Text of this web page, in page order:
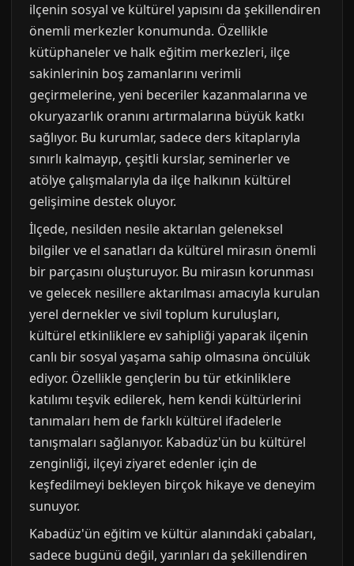
ilçenin sosyal ve kültürel yapısını da şekillendiren
önemli merkezler konumunda. Özellikle
kütüphaneler ve halk eğitim merkezleri, ilçe
sakinlerinin boş zamanlarını verimli
geçirmelerine, yeni beceriler kazanmalarına ve
okuryazarlık oranını artırmalarına büyük katkı
sağlıyor. Bu kurumlar, sadece ders kitaplarıyla
sınırlı kalmayıp, çeşitli kurslar, seminerler ve
atölye çalışmalarıyla da ilçe halkının kültürel
gelişimine destek oluyor.
İlçede, nesilden nesile aktarılan geleneksel
bilgiler ve el sanatları da kültürel mirasın önemli
bir parçasını oluşturuyor. Bu mirasın korunması
ve gelecek nesillere aktarılması amacıyla kurulan
yerel dernekler ve sivil toplum kuruluşları,
kültürel etkinliklere ev sahipliği yaparak ilçenin
canlı bir sosyal yaşama sahip olmasına öncülük
ediyor. Özellikle gençlerin bu tür etkinliklere
katılımı teşvik edilerek, hem kendi kültürlerini
tanımaları hem de farklı kültürel ifadelerle
tanışmaları sağlanıyor. Kabadüz'ün bu kültürel
zenginliği, ilçeyi ziyaret edenler için de
keşfedilmeyi bekleyen birçok hikaye ve deneyim
sunuyor.
Kabadüz'ün eğitim ve kültür alanındaki çabaları,
sadece bugünü değil, yarınları da şekillendiren